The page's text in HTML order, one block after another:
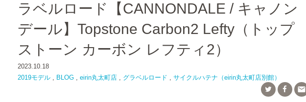
ラベルロード【CANNONDALE / キャノン
デール】Topstone Carbon2 Lefty（トップ
ストーン カーボン レフティ2）
2023.10.18
2019モデル , BLOG , eirin丸太町店 , グラベルロード , サイクルハテナ（eirin丸太町店別館）
